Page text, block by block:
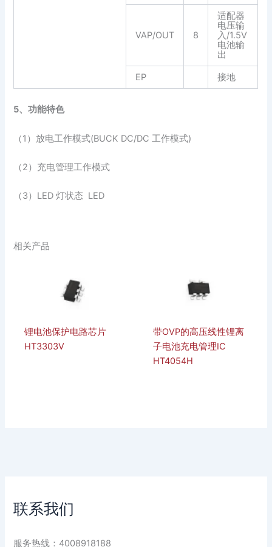
联系我们
服务热线：4008918188
VAP/OUT 8
适配器
电压输
入/1.5V
电池输
出
EP 接地
5、功能特色
（1）放电工作模式(BUCK DC/DC 工作模式)
（2）充电管理工作模式
（3）LED 灯状态 LED
相关产品
锂电池保护电路芯片
HT3303V
带OVP的高压线性锂离
子电池充电管理IC
HT4054H